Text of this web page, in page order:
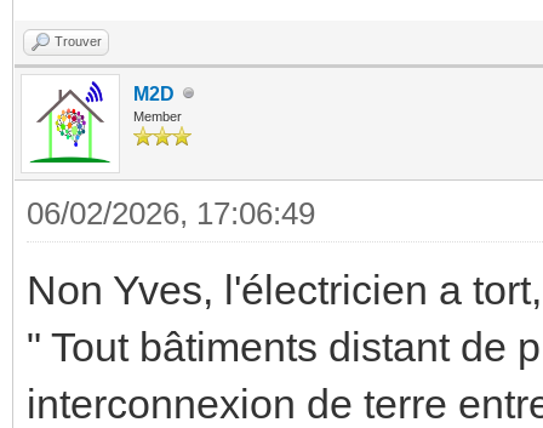
Trouver
M2D
Member
06/02/2026, 17:06:49
Non Yves, l'électricien a
" Tout bâtiments distant de
interconnexion de terre